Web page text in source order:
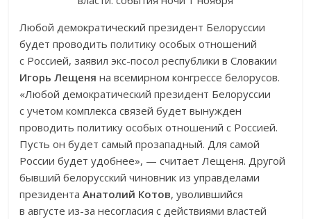
Любой демократический президент Белоруссии
будет проводить политику особых отношений
с Россией, заявил экс-посол республики в Словакии
Игорь Лещеня на всемирном конгрессе белорусов.
«Любой демократический президент Белоруссии
с учетом комплекса связей будет вынужден
проводить политику особых отношений с Россией.
Пусть он будет самый прозападный. Для самой
России будет удобнее», — считает Лещеня. Другой
бывший белорусский чиновник из управделами
президентаАнатолий Котов, уволившийся
в августе из-за несогласия с действиями властей